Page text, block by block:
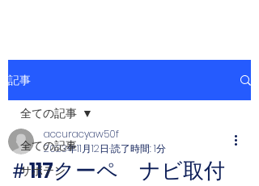
記事
全ての記事
サボテン
全ての記事
＃117クーペ ナビ取付
accuracyaw50f
2023年11月12日 読了時間: 1分